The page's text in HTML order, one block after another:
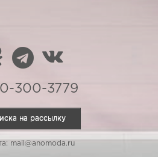
300-3779
на рассылку
mail@anomoda.ru